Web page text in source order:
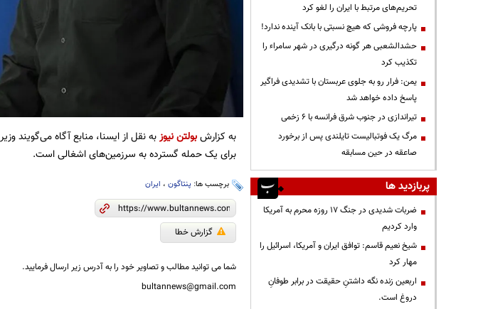
به کزارشبولتن نیوزبه نقل از ایسنا، منابع آگاه می‌گویند
برای یک حمله گسترده به سرزمین‌های اشغالی است.
برچسب ها: پنتاگون، ایران
گزارش خطا
شما می توانید مطالب و تصاویر خود را به آدرس زیر ارسال فرمایید.
bultannews@gmail.com
تحریم‌های مرتبط با ایران را لغو کرد
پارچه فروشی که هیچ نسبتی با بانک آینده ندارد!
حشدالشعبی هر گونه درگیری در شهر سامراء را
تکذیب کرد
یمن: فرار رو به جلوی عربستان با تشدیدی فراگیر
پاسخ داده خواهد شد
تیراندازی در جنوب شرق فرانسه با ۶ زخمی
مرگ یک فوتبالیست تایلندی پس از برخورد
صاعقه در حین مسابقه
پربازدید ها
ضربات شدیدی در جنگ ۱۷ روزه محرم به آمریکا
وارد کردیم
شیخ نعیم قاسم: توافق ایران و آمریکا، اسرائیل را
مهار کرد
اربعین زنده نگه داشتنِ حقیقت در برابر طوفانِ
دروغ است.